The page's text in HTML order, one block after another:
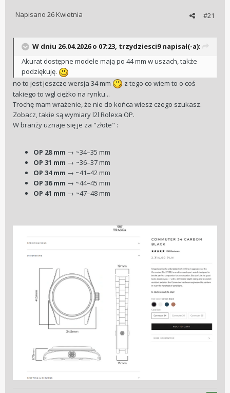
#21
Napisano 26 Kwietnia
W dniu 26.04.2026 o 07:23, trzydziesci9napisał(-a):
Akurat dostępne modele mają po 44 mm w uszach, także
podziękuję.
no to jest jeszcze wersja 34 mm
z tego co wiem to o coś
takiego to wgl ciężko na rynku...
Trochę mam wrażenie, że nie do końca wiesz czego szukasz.
Zobacz, takie są wymiary l2l Rolexa OP.
W branży uznaje się je za "złote" :
OP 28 mm → ~34–35 mm
OP 31 mm → ~36–37 mm
OP 34 mm → ~41–42 mm
OP 36 mm → ~44–45 mm
OP 41 mm → ~47–48 mm